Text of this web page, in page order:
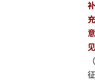
补
充
意
见
（
征